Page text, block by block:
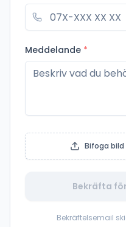
Meddelande *
Bifoga
Bekräfta
Bekräftelsemail